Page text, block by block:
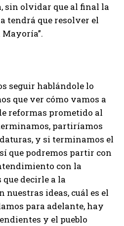
sin olvidar que al final la
tendrá que resolver el
seguir hablándole lo
que ver cómo vamos a
reformas prometido al
partiríamos
y si terminamos el
que podremos partir con
con la
decirle a la
nuestras ideas, cuál es el
para adelante, hay
y el pueblo